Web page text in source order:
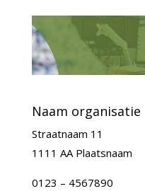
Naam organisatie
Straatnaam 11
1111 AA Plaatsnaam
0123 – 4567890